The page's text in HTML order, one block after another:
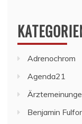
Adrenochrom
Agenda21
Benjamin